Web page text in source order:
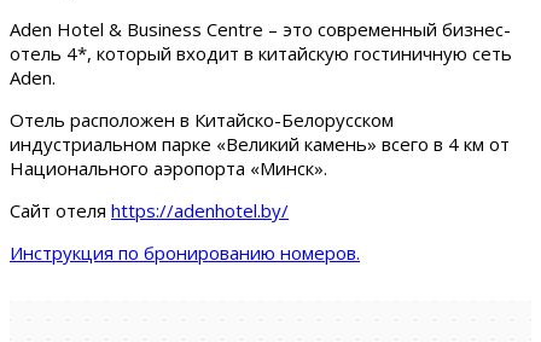
Aden Hotel & Business Centre – это современный бизнес-
отель 4*, который входит в китайскую гостиничную сеть
Aden.
Отель расположен в Китайско-Белорусском
индустриальном парке «Великий камень» всего в 4 км от
Национального аэропорта «Минск».
Сайт отеля https://adenhotel.by/
Инструкция по бронированию номеров.